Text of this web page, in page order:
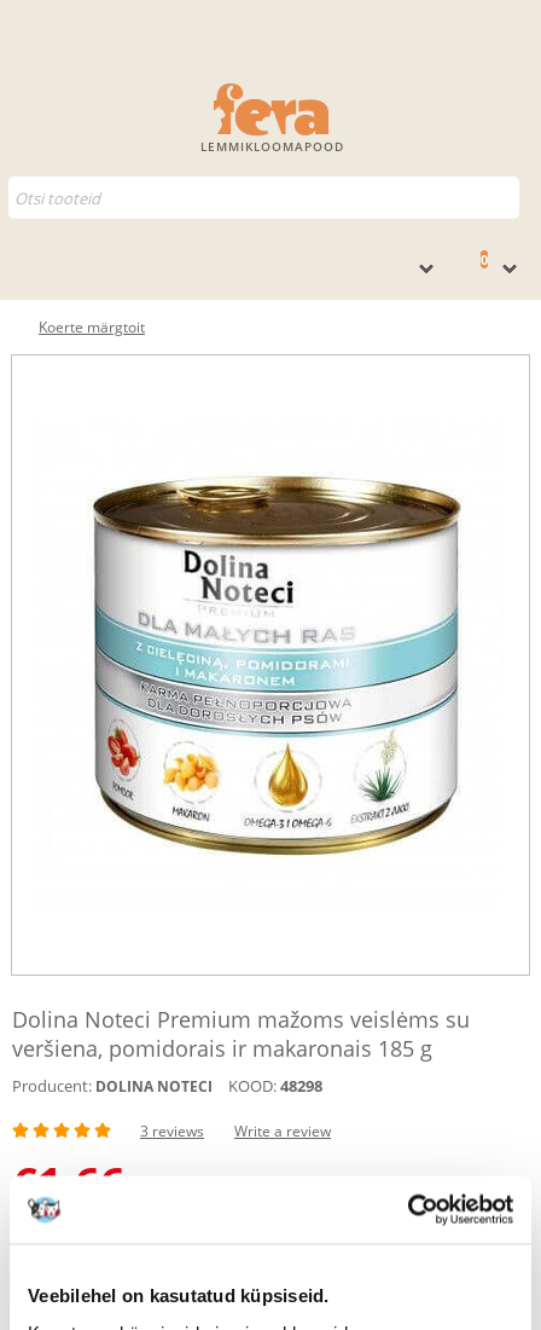
Veebilehel on kasutatud küpsiseid.
LEMMIKLOOMAPOOD
0
Koerte märgtoit
Dolina Noteci Premium mažoms veislėms su
veršiena, pomidorais ir makaronais 185 g
Producent: DOLINA NOTECI KOOD:48298
3 reviews Write a review
€1.66
SAADAME 48 TUNNI JOOKSUL